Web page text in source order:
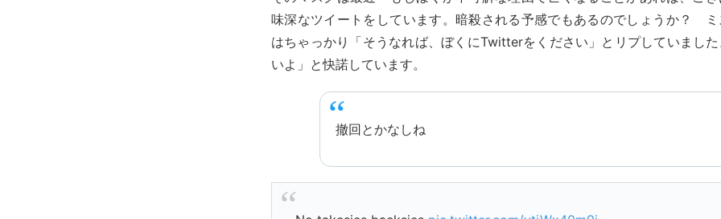
味深なツイートをしています。暗殺される予感でもあるのでしょうか？
はちゃっかり「そうなれば、ぼくにTwitterをください」とリプしていまし
いよ」と快諾しています。
撤回とかなしね